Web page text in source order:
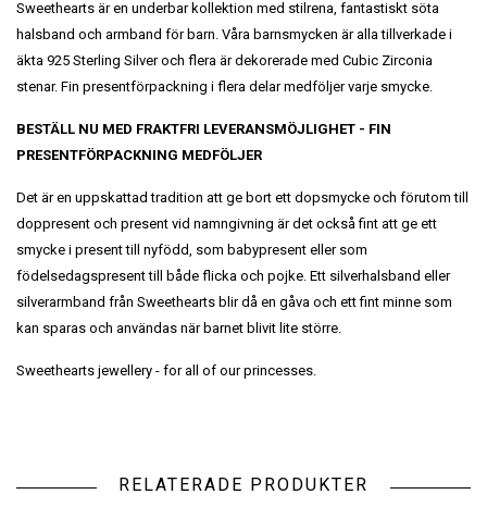
Sweethearts är en underbar kollektion med stilrena, fantastiskt söta
halsband och armband för barn. Våra barnsmycken är alla tillverkade i
äkta 925 Sterling Silver och flera är dekorerade med Cubic Zirconia
stenar. Fin presentförpackning i flera delar medföljer varje smycke.
BESTÄLL NU MED FRAKTFRI LEVERANSMÖJLIGHET - FIN
PRESENTFÖRPACKNING MEDFÖLJER
Det är en uppskattad tradition att ge bort ett dopsmycke och förutom till
doppresent och present vid namngivning är det också fint att ge ett
smycke i present till nyfödd, som babypresent eller som
födelsedagspresent till både flicka och pojke. Ett silverhalsband eller
silverarmband från Sweethearts blir då en gåva och ett fint minne som
kan sparas och användas när barnet blivit lite större.
Sweethearts jewellery - for all of our princesses.
RELATERADE PRODUKTER